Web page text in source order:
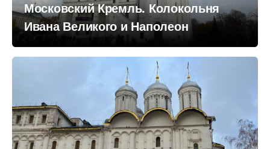
Московский Кремль. Колокольня
Ивана Великого и Наполеон